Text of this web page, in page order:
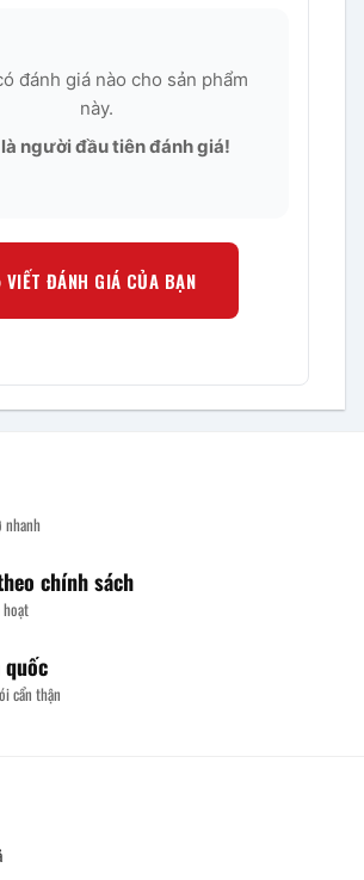
đánh giá nào cho sản phẩm
này.
người đầu tiên đánh giá!
ĐÁNH GIÁ CỦA BẠN
chính sách
quốc
cẩn thận